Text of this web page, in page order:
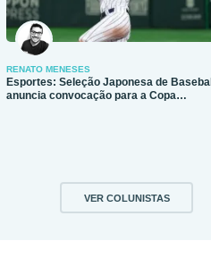
RENATO MENESES
Esportes: Seleção Japonesa de Baseball
anuncia convocação para a Copa…
VER COLUNISTAS